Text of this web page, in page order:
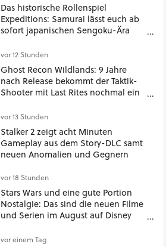
Das historische Rollenspiel
Expeditions: Samurai lässt euch ab
sofort japanischen Sengoku-Ära
oder Diplomatie
vor 12 Stunden
Ghost Recon Wildlands: 9 Jahre
nach Release bekommt der Taktik-
Shooter mit Last Rites nochmal ein
vor 13 Stunden
Stalker 2 zeigt acht Minuten
Gameplay aus dem Story-DLC samt
neuen Anomalien und Gegnern
vor 18 Stunden
Stars Wars und eine gute Portion
Nostalgie: Das sind die neuen Filme
und Serien im August auf Disney
vor einem Tag